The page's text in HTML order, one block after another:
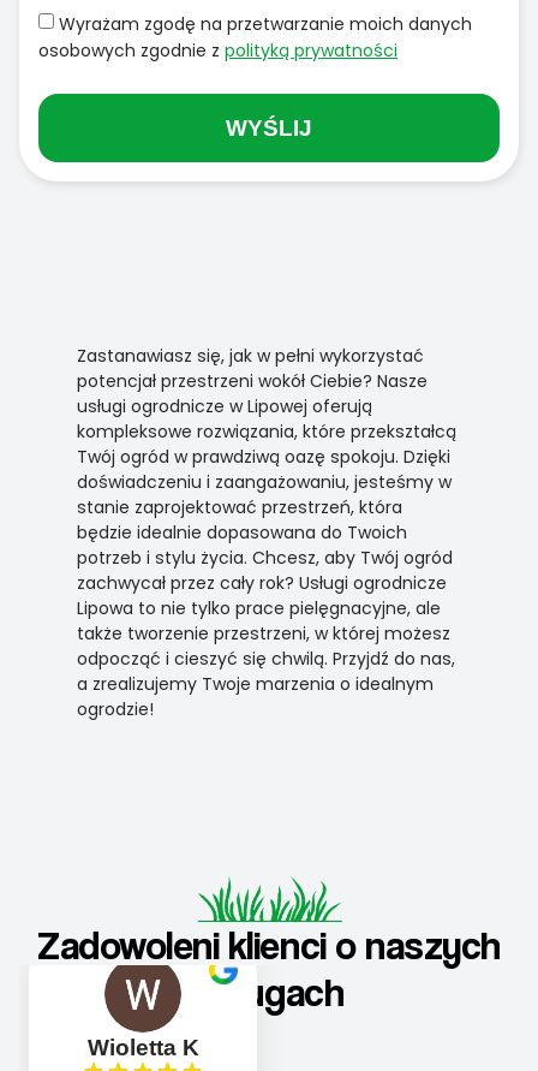
Wyrażam zgodę na przetwarzanie moich danych
osobowych zgodnie z polityką prywatności
WYŚLIJ
Zastanawiasz się, jak w pełni wykorzystać
potencjał przestrzeni wokół Ciebie? Nasze
usługi ogrodnicze w Lipowej oferują
kompleksowe rozwiązania, które przekształcą
Twój ogród w prawdziwą oazę spokoju. Dzięki
doświadczeniu i zaangażowaniu, jesteśmy w
stanie zaprojektować przestrzeń, która
będzie idealnie dopasowana do Twoich
potrzeb i stylu życia. Chcesz, aby Twój ogród
zachwycał przez cały rok? Usługi ogrodnicze
Lipowa to nie tylko prace pielęgnacyjne, ale
także tworzenie przestrzeni, w której możesz
odpocząć i cieszyć się chwilą. Przyjdź do nas,
a zrealizujemy Twoje marzenia o idealnym
ogrodzie!
Zadowoleni klienci o naszych
usługach
Wioletta K